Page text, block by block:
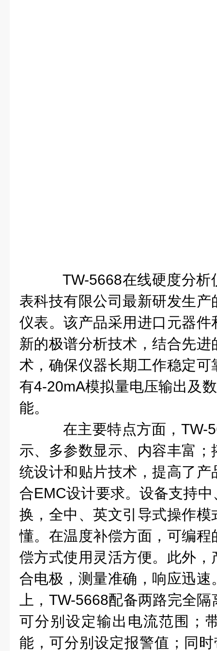
TW-5668在线硬度分析
表科技有限公司最新研发生
仪表。该产品采用进口元器
新的极谱分析技术，结合先
术，确保仪器长期工作稳定
有4-20mA模拟量电压输出及
能。
在主要特点方面，TW-
示、多参数显示、内容丰富
统设计和贴片技术，提高了
合EMC设计要求。设备支持
换，全中、英文引导式操作
懂。在温度补偿方面，可编
偿方式使用灵活方便。此外
合电极，测量准确，响应迅
上，TW-5668配备两路完全
可分别设定输出电流范围；
能，可分别设定报警值；同